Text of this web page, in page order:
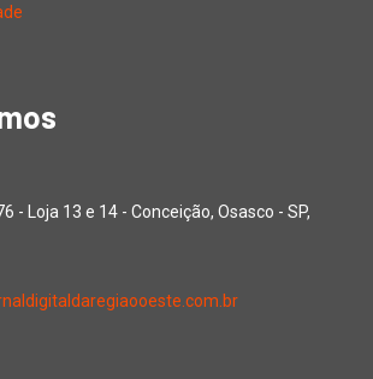
- Loja 13 e 14 - Conceição, Osasco - SP,